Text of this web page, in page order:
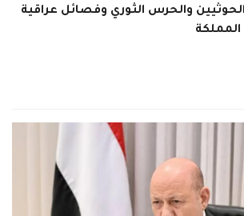
والحرس الثوري وفصائل عراقية